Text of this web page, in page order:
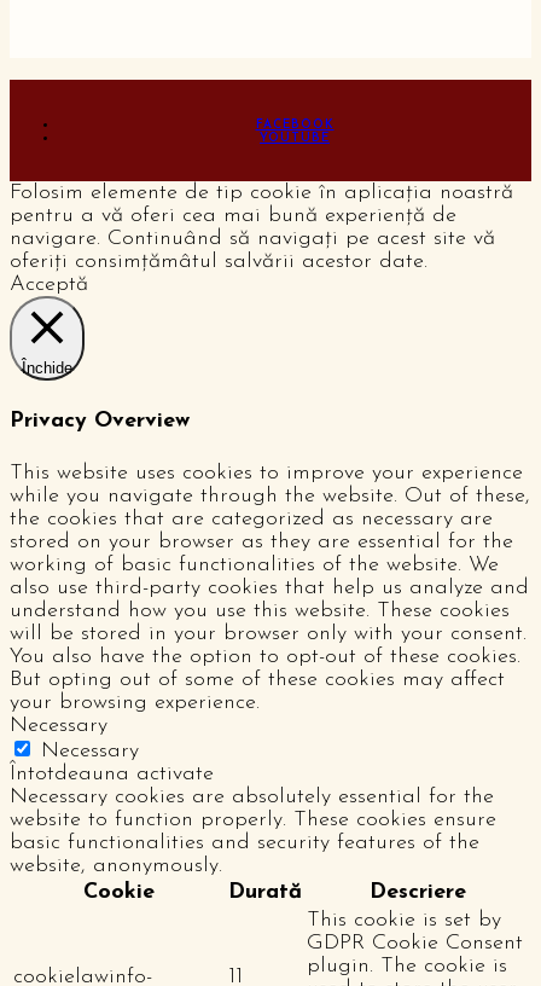
FACEBOOK
YOUTUBE
Folosim elemente de tip cookie în aplicația noastră
pentru a vă oferi cea mai bună experiență de
navigare. Continuând să navigați pe acest site vă
oferiți consimțămâtul salvării acestor date.
Acceptă
Închide
Privacy Overview
This website uses cookies to improve your experience
while you navigate through the website. Out of these,
the cookies that are categorized as necessary are
stored on your browser as they are essential for the
working of basic functionalities of the website. We
also use third-party cookies that help us analyze and
understand how you use this website. These cookies
will be stored in your browser only with your consent.
You also have the option to opt-out of these cookies.
But opting out of some of these cookies may affect
your browsing experience.
Necessary
Necessary
Întotdeauna activate
Necessary cookies are absolutely essential for the
website to function properly. These cookies ensure
basic functionalities and security features of the
website, anonymously.
Cookie
Durată Descriere
cookielawinfo-
11
This cookie is set by
GDPR Cookie Consent
plugin. The cookie is